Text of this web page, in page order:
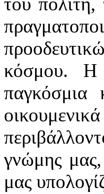
κόσμου. Η
παγκόσμια
γνώμης
μας